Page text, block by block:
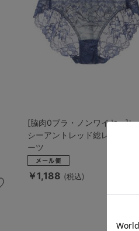
[脇肉0ブラ・ノンワイヤー]レ
シーアントレッド総レースショ
ーツ
￥1,188 (税込)